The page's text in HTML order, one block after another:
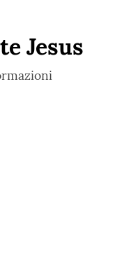
Jesus